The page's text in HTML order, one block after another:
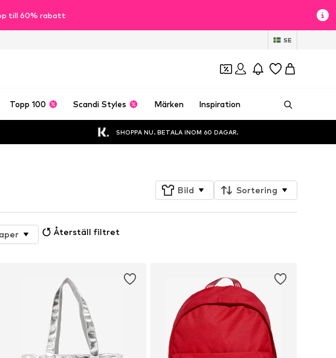
till 60% rabatt
SE
Topp 100 Scandi Styles Märken Inspiration
SHOPPA NU. BETALA INOM 60 DAGAR.
Bild Sortering
Återställ filtret